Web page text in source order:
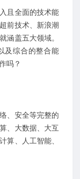
且全面的技术能
前技术、新浪潮
涵盖五大领域。
及综合的整合能
吗？
、安全等完整的
、大数据、大互
算、人工智能、